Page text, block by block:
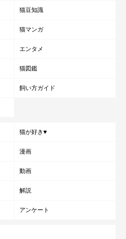
猫豆知識
猫マンガ
エンタメ
猫図鑑
飼い方ガイド
猫が好き♥
漫画
動画
解説
アンケート